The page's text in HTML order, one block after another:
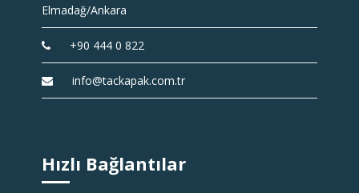
Elmadağ/Ankara
+90 444 0 822
info@tackapak.com.tr
Hızlı Bağlantılar